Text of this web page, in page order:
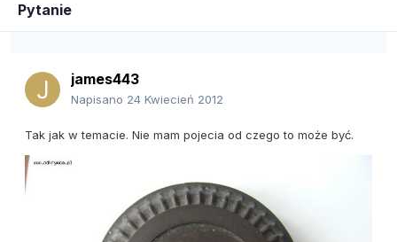
Pytanie
james443
Napisano 24 Kwiecień 2012
Tak jak w temacie. Nie mam pojecia od czego to może być.